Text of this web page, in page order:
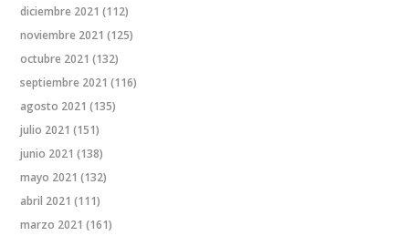
diciembre 2021 (112)
noviembre 2021 (125)
octubre 2021 (132)
septiembre 2021 (116)
agosto 2021 (135)
julio 2021 (151)
junio 2021 (138)
mayo 2021 (132)
abril 2021 (111)
marzo 2021 (161)